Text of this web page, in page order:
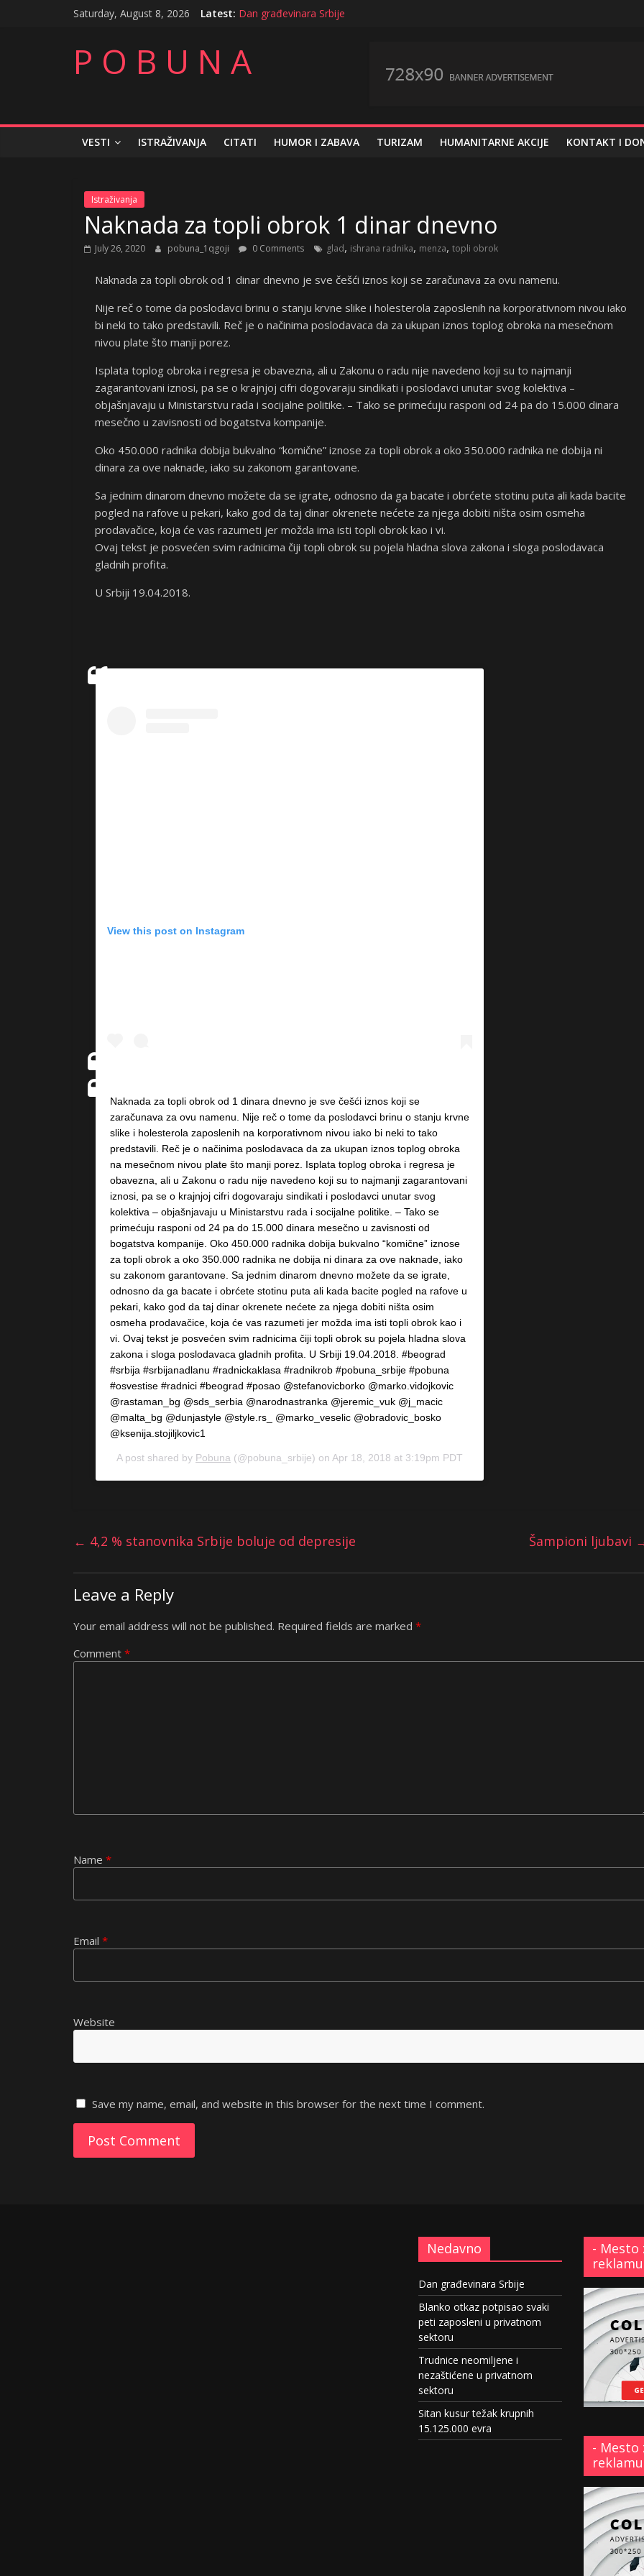
Saturday, August 8, 2026 Latest: Dan građevinara Srbije
Sitan kusur težak krupnih 15.125.000 evra
Septembarsko odricanje za knjige po strukturi potrošačke korpe
P O B U N A
VESTI ISTRAŽIVANJA CITATI HUMOR I ZABAVA TURIZAM HUMANITARNE AKCIJE KONTAKT I
Istraživanja
Naknada za topli obrok 1 dinar dnevno
July 26, 2020 pobuna_1qgoji 0 Comments glad, ishrana radnika, menza, topli obrok
Naknada za topli obrok od 1 dinar dnevno je sve češći iznos koji se zaračunava za ovu namenu.
Nije reč o tome da poslodavci brinu o stanju krvne slike i holesterola zaposlenih na korporativnom nivou iako
bi neki to tako predstavili. Reč je o načinima poslodavaca da za ukupan iznos toplog obroka na mesečnom
nivou plate što manji porez.
Isplata toplog obroka i regresa je obavezna, ali u Zakonu o radu nije navedeno koji su to najmanji
zagarantovani iznosi, pa se o krajnjoj cifri dogovaraju sindikati i poslodavci unutar svog kolektiva –
objašnjavaju u Ministarstvu rada i socijalne politike. – Tako se primećuju rasponi od 24 pa do 15.000 dinara
mesečno u zavisnosti od bogatstva kompanije.
Oko 450.000 radnika dobija bukvalno “komične” iznose za topli obrok a oko 350.000 radnika ne dobija ni
dinara za ove naknade, iako su zakonom garantovane.
Sa jednim dinarom dnevno možete da se igrate, odnosno da ga bacate i obrćete stotinu puta ali kada bacite
pogled na rafove u pekari, kako god da taj dinar okrenete nećete za njega dobiti ništa osim osmeha
prodavačice, koja će vas razumeti jer možda ima isti topli obrok kao i vi.
Ovaj tekst je posvećen svim radnicima čiji topli obrok su pojela hladna slova zakona i sloga poslodavaca
gladnih profita.
U Srbiji 19.04.2018.
View this post on Instagram
Naknada za topli obrok od 1 dinara dnevno je sve češći iznos koji se
zaračunava za ovu namenu. Nije reč o tome da poslodavci brinu o stanju krvne
slike i holesterola zaposlenih na korporativnom nivou iako bi neki to tako
predstavili. Reč je o načinima poslodavaca da za ukupan iznos toplog obroka
na mesečnom nivou plate što manji porez. Isplata toplog obroka i regresa je
obavezna, ali u Zakonu o radu nije navedeno koji su to najmanji zagarantovani
iznosi, pa se o krajnjoj cifri dogovaraju sindikati i poslodavci unutar svog
kolektiva – objašnjavaju u Ministarstvu rada i socijalne politike. – Tako se
primećuju rasponi od 24 pa do 15.000 dinara mesečno u zavisnosti od
bogatstva kompanije. Oko 450.000 radnika dobija bukvalno “komične” iznose
za topli obrok a oko 350.000 radnika ne dobija ni dinara za ove naknade, iako
su zakonom garantovane. Sa jednim dinarom dnevno možete da se igrate,
odnosno da ga bacate i obrćete stotinu puta ali kada bacite pogled na rafove u
pekari, kako god da taj dinar okrenete nećete za njega dobiti ništa osim
osmeha prodavačice, koja će vas razumeti jer možda ima isti topli obrok kao i
vi. Ovaj tekst je posvećen svim radnicima čiji topli obrok su pojela hladna slova
zakona i sloga poslodavaca gladnih profita. U Srbiji 19.04.2018. #beograd
#srbija #srbijanadlanu #radnickaklasa #radnikrob #pobuna_srbije #pobuna
#osvestise #radnici #beograd #posao @stefanovicborko @marko.vidojkovic
@rastaman_bg @sds_serbia @narodnastranka @jeremic_vuk @j_macic
@malta_bg @dunjastyle @style.rs_ @marko_veselic @obradovic_bosko
@ksenija.stojiljkovic1
A post shared by Pobuna (@pobuna_srbije) on Apr 18, 2018 at 3:19pm PDT
← 4,2 % stanovnika Srbije boluje od depresije Šampioni ljubavi
Leave a Reply
Your email address will not be published. Required fields are marked *
Comment *
Name *
Email *
Website
Save my name, email, and website in this browser for the next time I comment.
Nedavno
Dan građevinara Srbije
Blanko otkaz potpisao svaki
peti zaposleni u privatnom
sektoru
Trudnice neomiljene i
nezaštićene u privatnom
sektoru
Sitan kusur težak krupnih
15.125.000 evra
- Mesto
- Mesto